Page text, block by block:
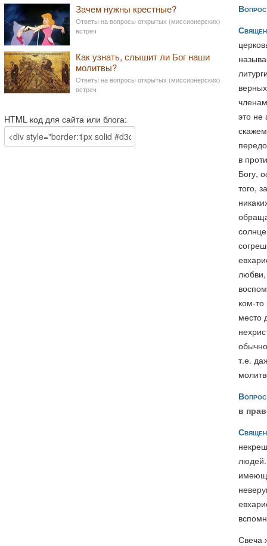
это не
в
Богу,
того,
любви,
ком-
место
т.е.
в
Свеча
Зачем нужны крестные?
Ответы на вопросы открытых (миссионерских)
встреч
Как узнать, слышит ли Бог наши
молитвы?
Ответы на вопросы открытых (миссионерских)
встреч
HTML код для сайта или блога: